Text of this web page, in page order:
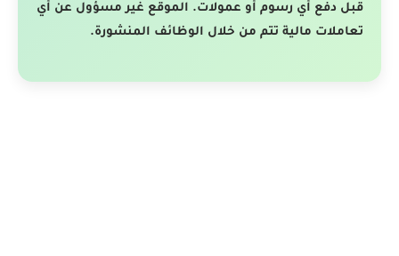
قبل دفع أي رسوم أو عمولات. الموقع غير مسؤول عن أي
تعاملات مالية تتم من خلال الوظائف المنشورة.